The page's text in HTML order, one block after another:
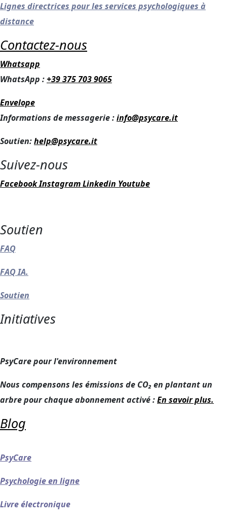
Lignes directrices pour les services psychologiques à
distance
Contactez-nous
Whatsapp
WhatsApp :+39 375 703 9065
Envelope
Informations de messagerie :info@psycare.it
Soutien:help@psycare.it
Suivez-nous
FacebookInstagramLinkedin Youtube
Soutien
FAQ
FAQ IA.
Soutien
Initiatives
PsyCare pour l'environnement
Nous compensons les émissions de CO₂ en plantant un
arbre pour chaque abonnement activé :En savoir plus.
Blog
PsyCare
Psychologie en ligne
Livre électronique